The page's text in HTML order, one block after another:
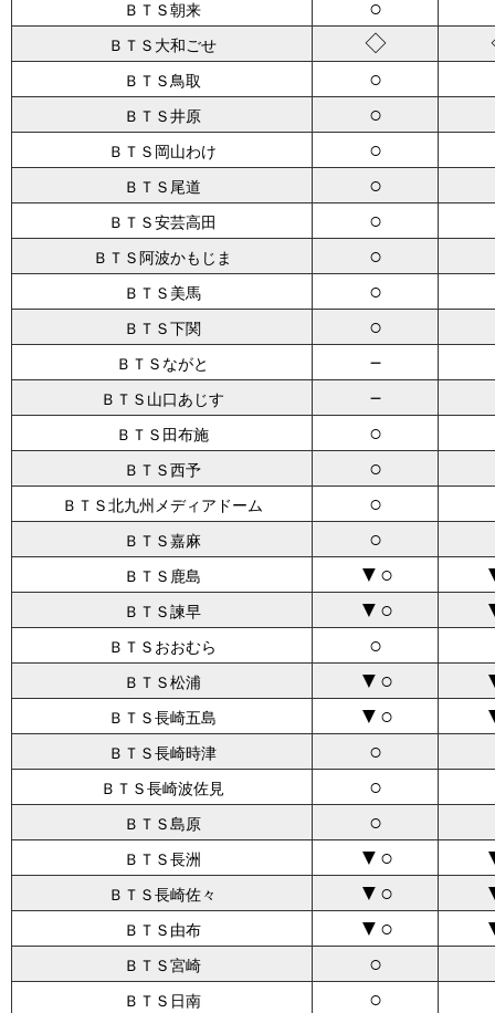
ＢＴＳ朝来 ○
ＢＴＳ大和ごせ ◇
ＢＴＳ鳥取 ○
ＢＴＳ井原 ○
ＢＴＳ岡山わけ ○
ＢＴＳ尾道 ○
ＢＴＳ安芸高田 ○
ＢＴＳ阿波かもじま ○
ＢＴＳ美馬 ○
ＢＴＳ下関 ○
ＢＴＳながと －
ＢＴＳ山口あじす －
ＢＴＳ田布施 ○
ＢＴＳ西予 ○
ＢＴＳ北九州メディアドーム ○
ＢＴＳ嘉麻 ○
ＢＴＳ鹿島 ▼○
ＢＴＳ諫早 ▼○
ＢＴＳおおむら ○
ＢＴＳ松浦 ▼○
ＢＴＳ長崎五島 ▼○
ＢＴＳ長崎時津 ○
ＢＴＳ長崎波佐見 ○
ＢＴＳ島原 ○
ＢＴＳ長洲 ▼○
ＢＴＳ長崎佐々 ▼○
ＢＴＳ由布 ▼○
ＢＴＳ宮崎 ○
ＢＴＳ日南 ○